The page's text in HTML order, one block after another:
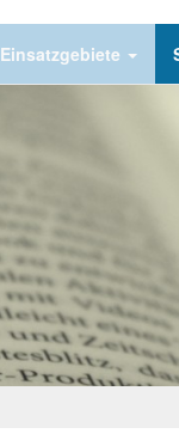
Einsatzgebiete